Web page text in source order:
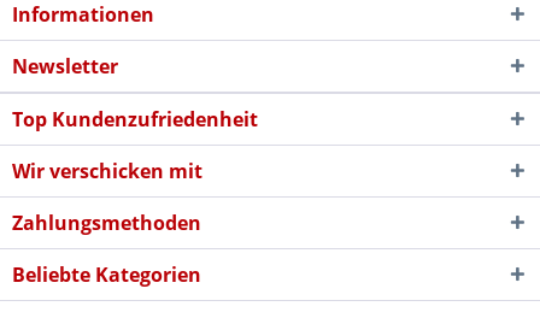
Informationen
Newsletter
Top Kundenzufriedenheit
Wir verschicken mit
Zahlungsmethoden
Beliebte Kategorien